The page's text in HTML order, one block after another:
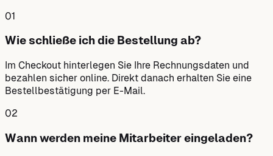
01
Wie schließe ich die Bestellung ab?
Im Checkout hinterlegen Sie Ihre Rechnungsdaten und
bezahlen sicher online. Direkt danach erhalten Sie eine
Bestellbestätigung per E-Mail.
02
Wann werden meine Mitarbeiter eingeladen?